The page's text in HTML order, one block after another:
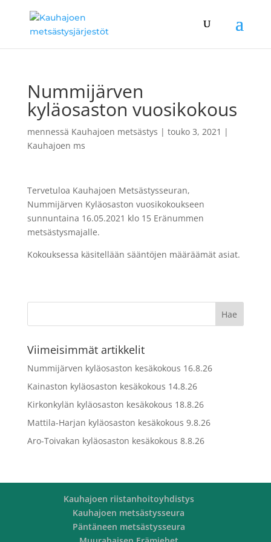
Nummijärven
kyläosaston vuosikokous
mennessä Kauhajoen metsästys | touko 3, 2021 |
Kauhajoen ms
Tervetuloa Kauhajoen Metsästysseuran,
Nummijärven Kyläosaston vuosikokoukseen
sunnuntaina 16.05.2021 klo 15 Eränummen
metsästysmajalle.
Kokouksessa käsitellään sääntöjen määräämät asiat.
Viimeisimmät artikkelit
Nummijärven kyläosaston kesäkokous 16.8.26
Kainaston kyläosaston kesäkokous 14.8.26
Kirkonkylän kyläosaston kesäkokous 18.8.26
Mattila-Harjan kyläosaston kesäkokous 9.8.26
Aro-Toivakan kyläosaston kesäkokous 8.8.26
Kauhajoen riistanhoitoyhdistys
Kauhajoen metsästysseura
Päntäneen metsästysseura